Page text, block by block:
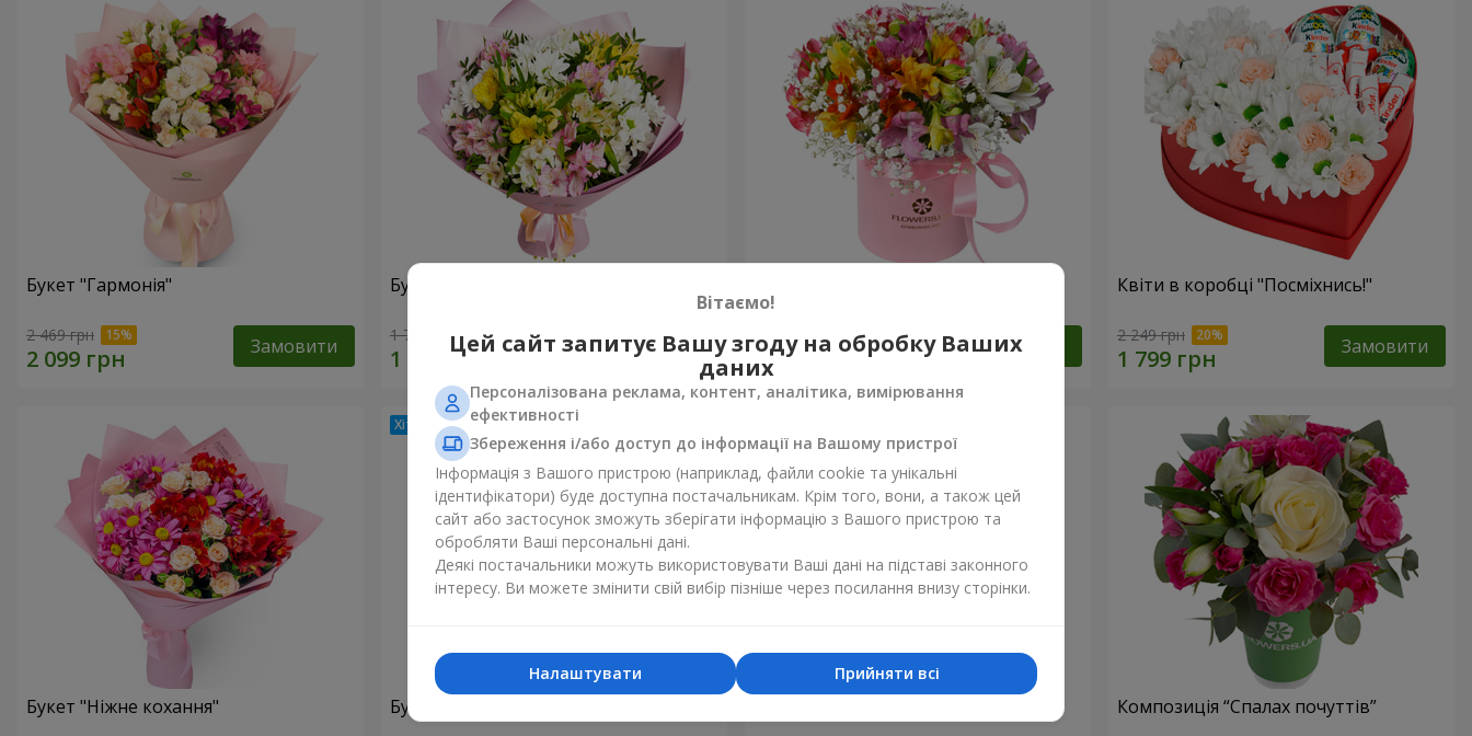
Букет "Гармонія"
2 469 грн Замовити
Букет квітів "Чудовий настрій"
1 777 грн Замовити 2 305 грн Замовити
Квіти в коробці "Посміхнись!"
2 249 грн Замовити
Букет "Ніжне кохання" Букет "Квітковий бал" Композиція “Спалах почуттів”
Вітаємо!
Цей сайт запитує Вашу згоду на обробку Ваших
даних
Персоналізована реклама, контент, аналітика, вимірювання
ефективності
Збереження і/або доступ до інформації на Вашому пристрої
Інформація з Вашого пристрою (наприклад, файли cookie та унікальні
ідентифікатори) буде доступна постачальникам. Крім того, вони, а також цей
сайт або застосунок зможуть зберігати інформацію з Вашого пристрою та
обробляти Ваші персональні дані.
Деякі постачальники можуть використовувати Ваші дані на підставі законного
інтересу. Ви можете змінити свій вибір пізніше через посилання внизу сторінки.
Прийняти всі
Налаштувати